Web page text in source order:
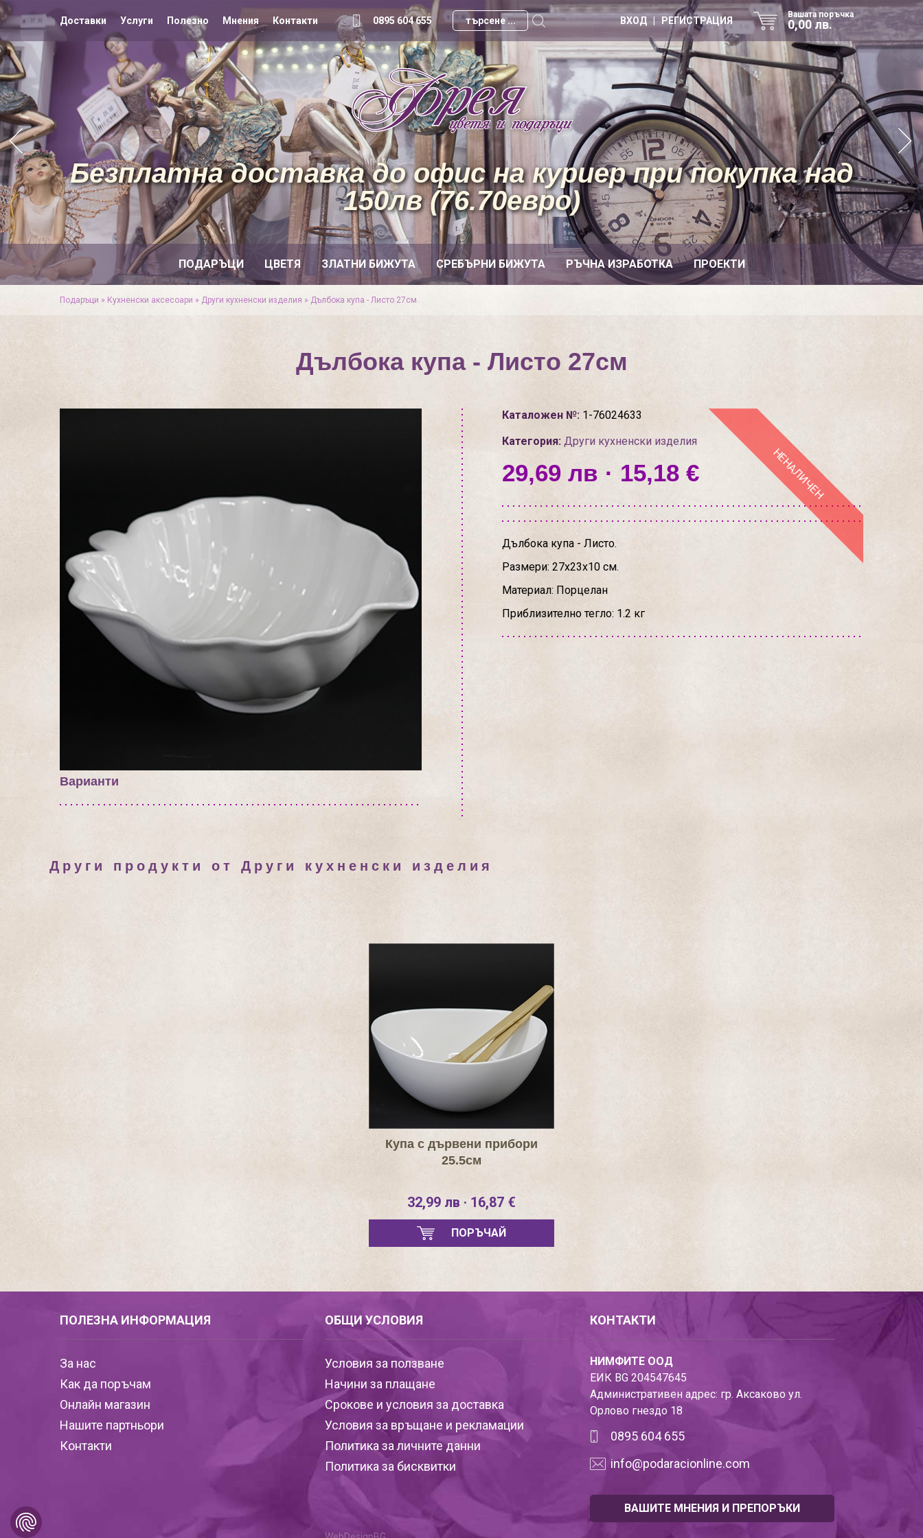
Доставки Услуги Полезно Мнения Контакти 0895 604 655
Вашата поръчка
0,00 лв.
ВХОД | РЕГИСТРАЦИЯ
ПОДАРЪЦИ ЦВЕТЯ ЗЛАТНИ БИЖУТА СРЕБЪРНИ БИЖУТА РЪЧНА ИЗРАБОТКА ПРОЕКТИ
Безплатна доставка до офис на куриер при покупка над
150лв (76.70евро)
Подаръци » Кухненски аксесоари » Други кухненски изделия » Дълбока купа - Листо 27см
Дълбока купа - Листо 27см
Варианти
Каталожен №:1-76024633
Категория: Други кухненски изделия
29,69 лв · 15,18 € НЕНАЛИЧЕН
Дълбока купа - Листо.
Размери: 27x23x10 см.
Материал: Порцелан
Приблизително тегло: 1.2 кг
Други продукти от Други кухненски изделия
Купа с дървени прибори
25.5см
32,99 лв · 16,87 €
ПОРЪЧАЙ
ПОЛЕЗНА ИНФОРМАЦИЯ
За нас
Как да поръчам
Онлайн магазин
Нашите партньори
Контакти
ОБЩИ УСЛОВИЯ
Условия за ползване
Начини за плащане
Срокове и условия за доставка
Условия за връщане и рекламации
Политика за личните данни
Политика за бисквитки
КОНТАКТИ
НИМФИТЕ ООД
ЕИК BG 204547645
Административен адрес: гр. Аксаково ул.
Орлово гнездо 18
0895 604 655
info@podaracionline.com
ВАШИТЕ МНЕНИЯ И ПРЕПОРЪКИ